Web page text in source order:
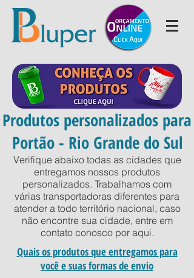
Produtos personalizados para
Portão - Rio Grande do Sul
Verifique abaixo todas as cidades que
entregamos nossos produtos
personalizados. Trabalhamos com
várias transportadoras diferentes para
atender a todo território nacional, caso
não encontre sua cidade, entre em
contato conosco por aqui.
Quais os produtos que entregamos para
você e suas formas de envio